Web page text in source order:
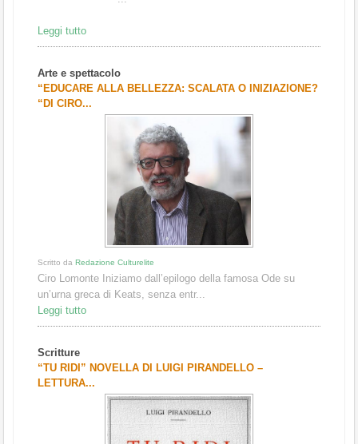
Leggi tutto
Arte e spettacolo
“EDUCARE ALLA BELLEZZA: SCALATA O INIZIAZIONE?
“DI CIRO...
Scritto da Redazione Culturelite
Ciro Lomonte Iniziamo dall’epilogo della famosa Ode su
un’urna greca di Keats, senza entr...
Leggi tutto
Scritture
“TU RIDI” NOVELLA DI LUIGI PIRANDELLO –
LETTURA...